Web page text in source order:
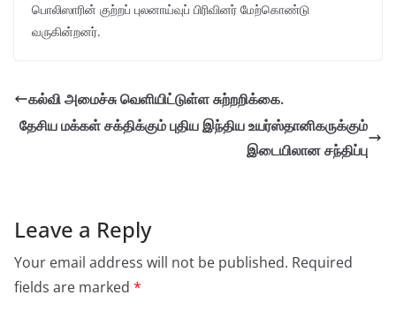
பொலிஸாரின் குற்றப் புலனாய்வுப் பிரிவினர் மேற்கொண்டு
வருகின்றனர்.
கல்வி அமைச்சு வெளியிட்டுள்ள சுற்றறிக்கை.
தேசிய மக்கள் சக்திக்கும் புதிய இந்திய உயர்ஸ்தானிகருக்கும்
இடையிலான சந்திப்பு
Leave a Reply
Your email address will not be published. Required
fields are marked *